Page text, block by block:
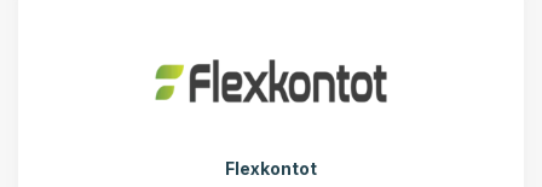
Flexkontot